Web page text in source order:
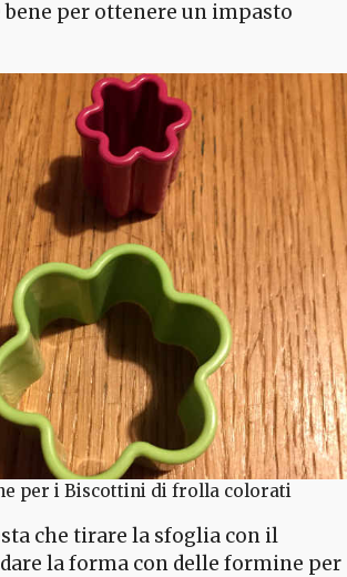
per ottenere un impasto
per i Biscottini di frolla colorati
che tirare la sfoglia con il
la forma con delle formine per